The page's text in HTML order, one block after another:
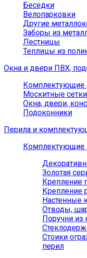
Беседки
Велопарковки
Другие
Заборы из
Лестницы
Теплицы из
Окна и двери ПВХ,
Комплектующие
Москитные
Окна, двери,
Подоконники
Перила и
Комплектующие
Золотая
Крепление
Крепление
Настенные
Отводы,
Поручни из
Стоики
перил